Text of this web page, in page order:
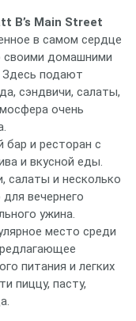
B’s Main Street
в самом сердце
своими домашними
Здесь подают
сэндвичи, салаты,
очень
бар и ресторан с
и вкусной еды.
салаты и несколько
вечернего
ужина.
место среди
питания и легких
пиццу, пасту,